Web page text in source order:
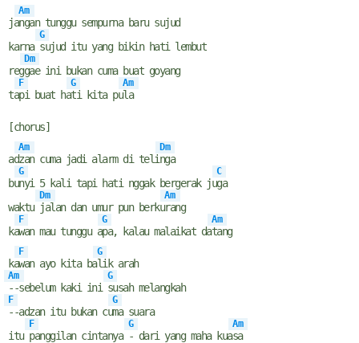
ja
Am
ngan tunggu sempurna baru sujud
karna
G
sujud itu yang bikin hati lembut
reg
Dm
gae ini bukan cuma buat goyang
ta
F
pi buat ha
G
ti kita pu
Am
la
[chorus]
ad
Am
zan cuma jadi alarm di teli
Dm
nga
bu
G
nyi 5 kali tapi hati nggak bergerak ju
C
ga
waktu
Dm
jalan dan umur pun berku
Am
rang
ka
F
wan mau tunggu a
G
pa, kalau malaikat da
Am
tang
ka
F
wan ayo kita ba
G
lik arah
Am
--sebelum kaki ini
G
susah melangkah
F
--adzan itu bukan cu
G
ma suara
itu
F
panggilan cintanya
G
- dari yang maha kua
Am
sa